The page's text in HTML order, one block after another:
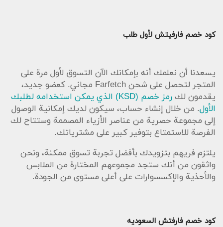
كود خصم فارفيتش لأول طلب
يسعدنا أن نعلمك أنه بإمكانك الآن التسوق لأول مرة على
المتجر لتحصل على شحن Farfetch مجاني. كعضو جديد،
يقدمون لك
رمز خصم (KSD) الذي يمكن استخدامه لطلبك
الأول. من خلال إنشاء حساب، سيكون لديك إمكانية الوصول
إلى مجموعة حصرية من عناصر الأزياء المصممة وستتاح لك
الفرصة للاستمتاع بتوفير كبير على مشترياتك.
يلتزم فريهم بتزويدك بأفضل تجربة تسوق ممكنة، ونحن
واثقون من أنك ستجد مجموعهم المختارة من الملابس
والأحذية والإكسسوارات على أعلى مستوى من الجودة.
كود خصم فارفتش السعوديه